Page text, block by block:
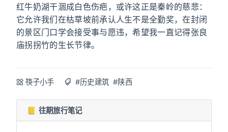
红牛奶湖干涸成白色伤疤，或许这正是秦岭的慈悲：
它允许我们在枯草坡前承认人生不是全勤奖，在封闭
的景区门口学会接受事与愿违，希望我一直记得张良
庙拐拐竹的生长节律。
筷子小手 #历史建筑 #陕西
📒 往期旅行笔记